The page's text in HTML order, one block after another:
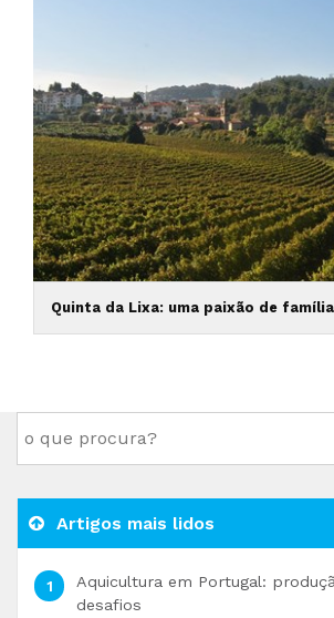
Quinta da Lixa: uma paixão de família
Artigos mais lidos
Aquicultura em Portugal:
desafios